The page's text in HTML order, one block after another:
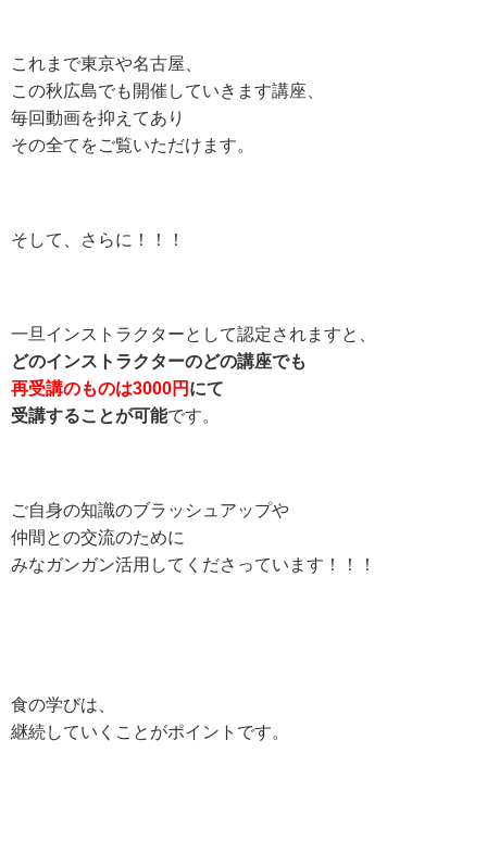
これまで東京や名古屋、
この秋広島でも開催していきます講座、
毎回動画を抑えてあり
その全てをご覧いただけます。
そして、さらに！！！
一旦インストラクターとして認定されますと、
どのインストラクターのどの講座でも
再受講のものは3000円 にて
受講することが可能です。
ご自身の知識のブラッシュアップや
仲間との交流のために
みなガンガン活用してくださっています！！！
食の学びは、
継続していくことがポイントです。